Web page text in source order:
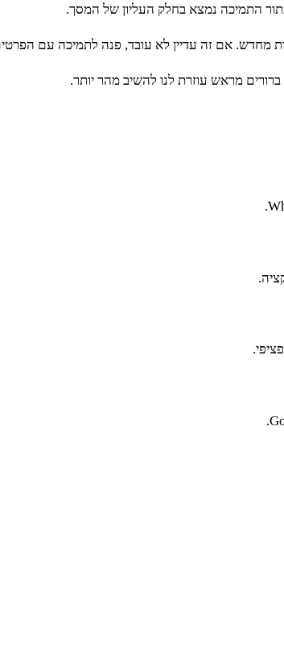
התמיכה נמצא בחלק העליון של המסך.
מחדש. אם זה עדיין לא עובד, פנה לתמיכה עם